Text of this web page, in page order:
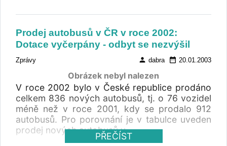
k celkovému růstu trhu. Zatímco za prvních
sedm měsíců registrace meziročně vzrostly o
23,20 procenta, samotný červenec přinesl
meziroční růst o 56,06 procenta. Registrace
autobusů červenec 2025
Prodej autobusů v ČR v roce 2002:
Dotace vyčerpány - odbyt se nezvýšil
Zprávy person dabra date_range 20.01.2003
Obrázek nebyl nalezen
V roce 2002 bylo v České republice prodáno
celkem 836 nových autobusů, tj. o 76 vozidel
méně než v roce 2001, kdy se prodalo 912
autobusů. Pro porovnání je v tabulce uveden
prodej nových autobusů v
PŘEČÍST